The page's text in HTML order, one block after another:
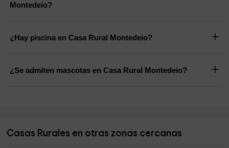
Montedeio?
¿Hay piscina en Casa Rural Montedeio?
¿Se admiten mascotas en Casa Rural Montedeio?
Casas Rurales en otras zonas cercanas